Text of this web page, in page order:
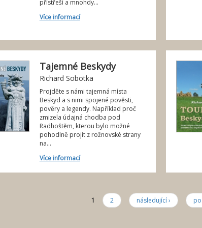
přístřeší a mnohdy...
Více informací
Tajemné Beskydy
Richard Sobotka
Projděte s námi tajemná místa
Beskyd a s nimi spojené pověsti,
pověry a legendy. Například proč
zmizela údajná chodba pod
Radhoštěm, kterou bylo možné
pohodlně projít z rožnovské strany
na...
Více informací
1 2 následující ›